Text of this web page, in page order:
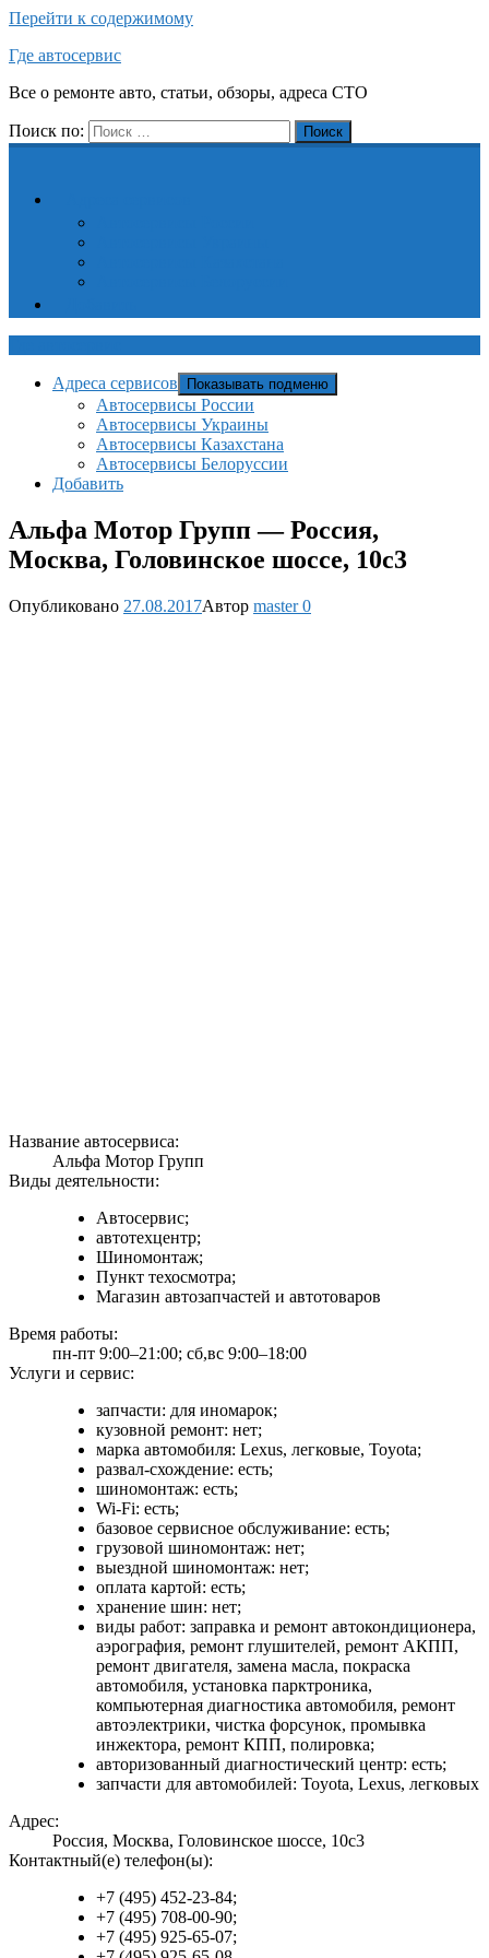
Перейти к содержимому
Где автосервис
Все о ремонте авто, статьи, обзоры, адреса СТО
Поиск по: Поиск
Адреса сервисов Показывать подменю
Автосервисы России
Автосервисы Украины
Автосервисы Казахстана
Автосервисы Белоруссии
Добавить
Альфа Мотор Групп — Россия,
Москва, Головинское шоссе, 10с3
Опубликовано 27.08.2017Автор master0
Название автосервиса:
Альфа Мотор Групп
Виды деятельности:
Автосервис;
автотехцентр;
Шиномонтаж;
Пункт техосмотра;
Магазин автозапчастей и автотоваров
Время работы:
пн-пт 9:00–21:00; сб,вс 9:00–18:00
Услуги и сервис:
запчасти: для иномарок;
кузовной ремонт: нет;
марка автомобиля: Lexus, легковые, Toyota;
развал-схождение: есть;
шиномонтаж: есть;
Wi-Fi: есть;
базовое сервисное обслуживание: есть;
грузовой шиномонтаж: нет;
выездной шиномонтаж: нет;
оплата картой: есть;
хранение шин: нет;
виды работ: заправка и ремонт автокондиционера,
аэрография, ремонт глушителей, ремонт АКПП,
ремонт двигателя, замена масла, покраска
автомобиля, установка парктроника,
компьютерная диагностика автомобиля, ремонт
автоэлектрики, чистка форсунок, промывка
инжектора, ремонт КПП, полировка;
авторизованный диагностический центр: есть;
запчасти для автомобилей: Toyota, Lexus, легковых
Адрес:
Россия, Москва, Головинское шоссе, 10с3
Контактный(е) телефон(ы):
+7 (495) 452-23-84;
+7 (495) 708-00-90;
+7 (495) 925-65-07;